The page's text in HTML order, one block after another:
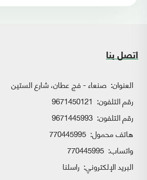
اتصل بنا
العنوان: صنعاء - فج عطان، شارع الستين
رقم التلفون: 9671450121
رقم التلفون: 9671445993
هاتف محمول: 770445995
واتساب:
البريد الإلكتروني: راسلنا